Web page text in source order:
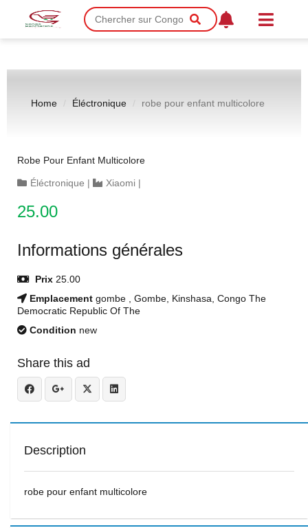
Home Éléctronique robe pour enfant multicolore
Robe Pour Enfant Multicolore
Éléctronique | Xiaomi |
25.00
Informations générales
Prix 25.00
Emplacement gombe , Gombe, Kinshasa, Congo The
Democratic Republic Of The
Condition new
Share this ad
Description
robe pour enfant multicolore